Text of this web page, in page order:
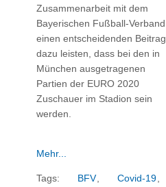
Zusammenarbeit mit dem
Bayerischen Fußball-Verband
einen entscheidenden Beitrag
dazu leisten, dass bei den in
München ausgetragenen
Partien der EURO 2020
Zuschauer im Stadion sein
werden.
Mehr...
Tags: BFV Covid-19